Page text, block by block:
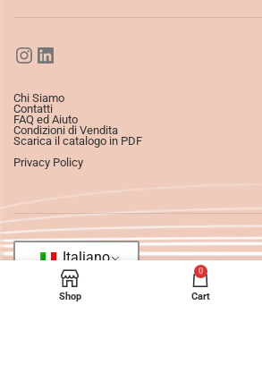
Chi Siamo
Contatti
FAQ ed Aiuto
Condizioni di Vendita
Scarica il catalogo in PDF
Privacy Policy
Italiano
Shop
0
Cart